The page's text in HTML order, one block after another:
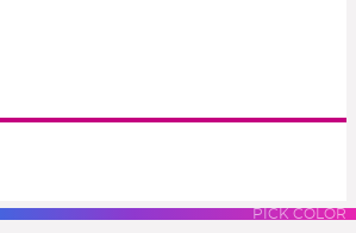
PICK COLOR